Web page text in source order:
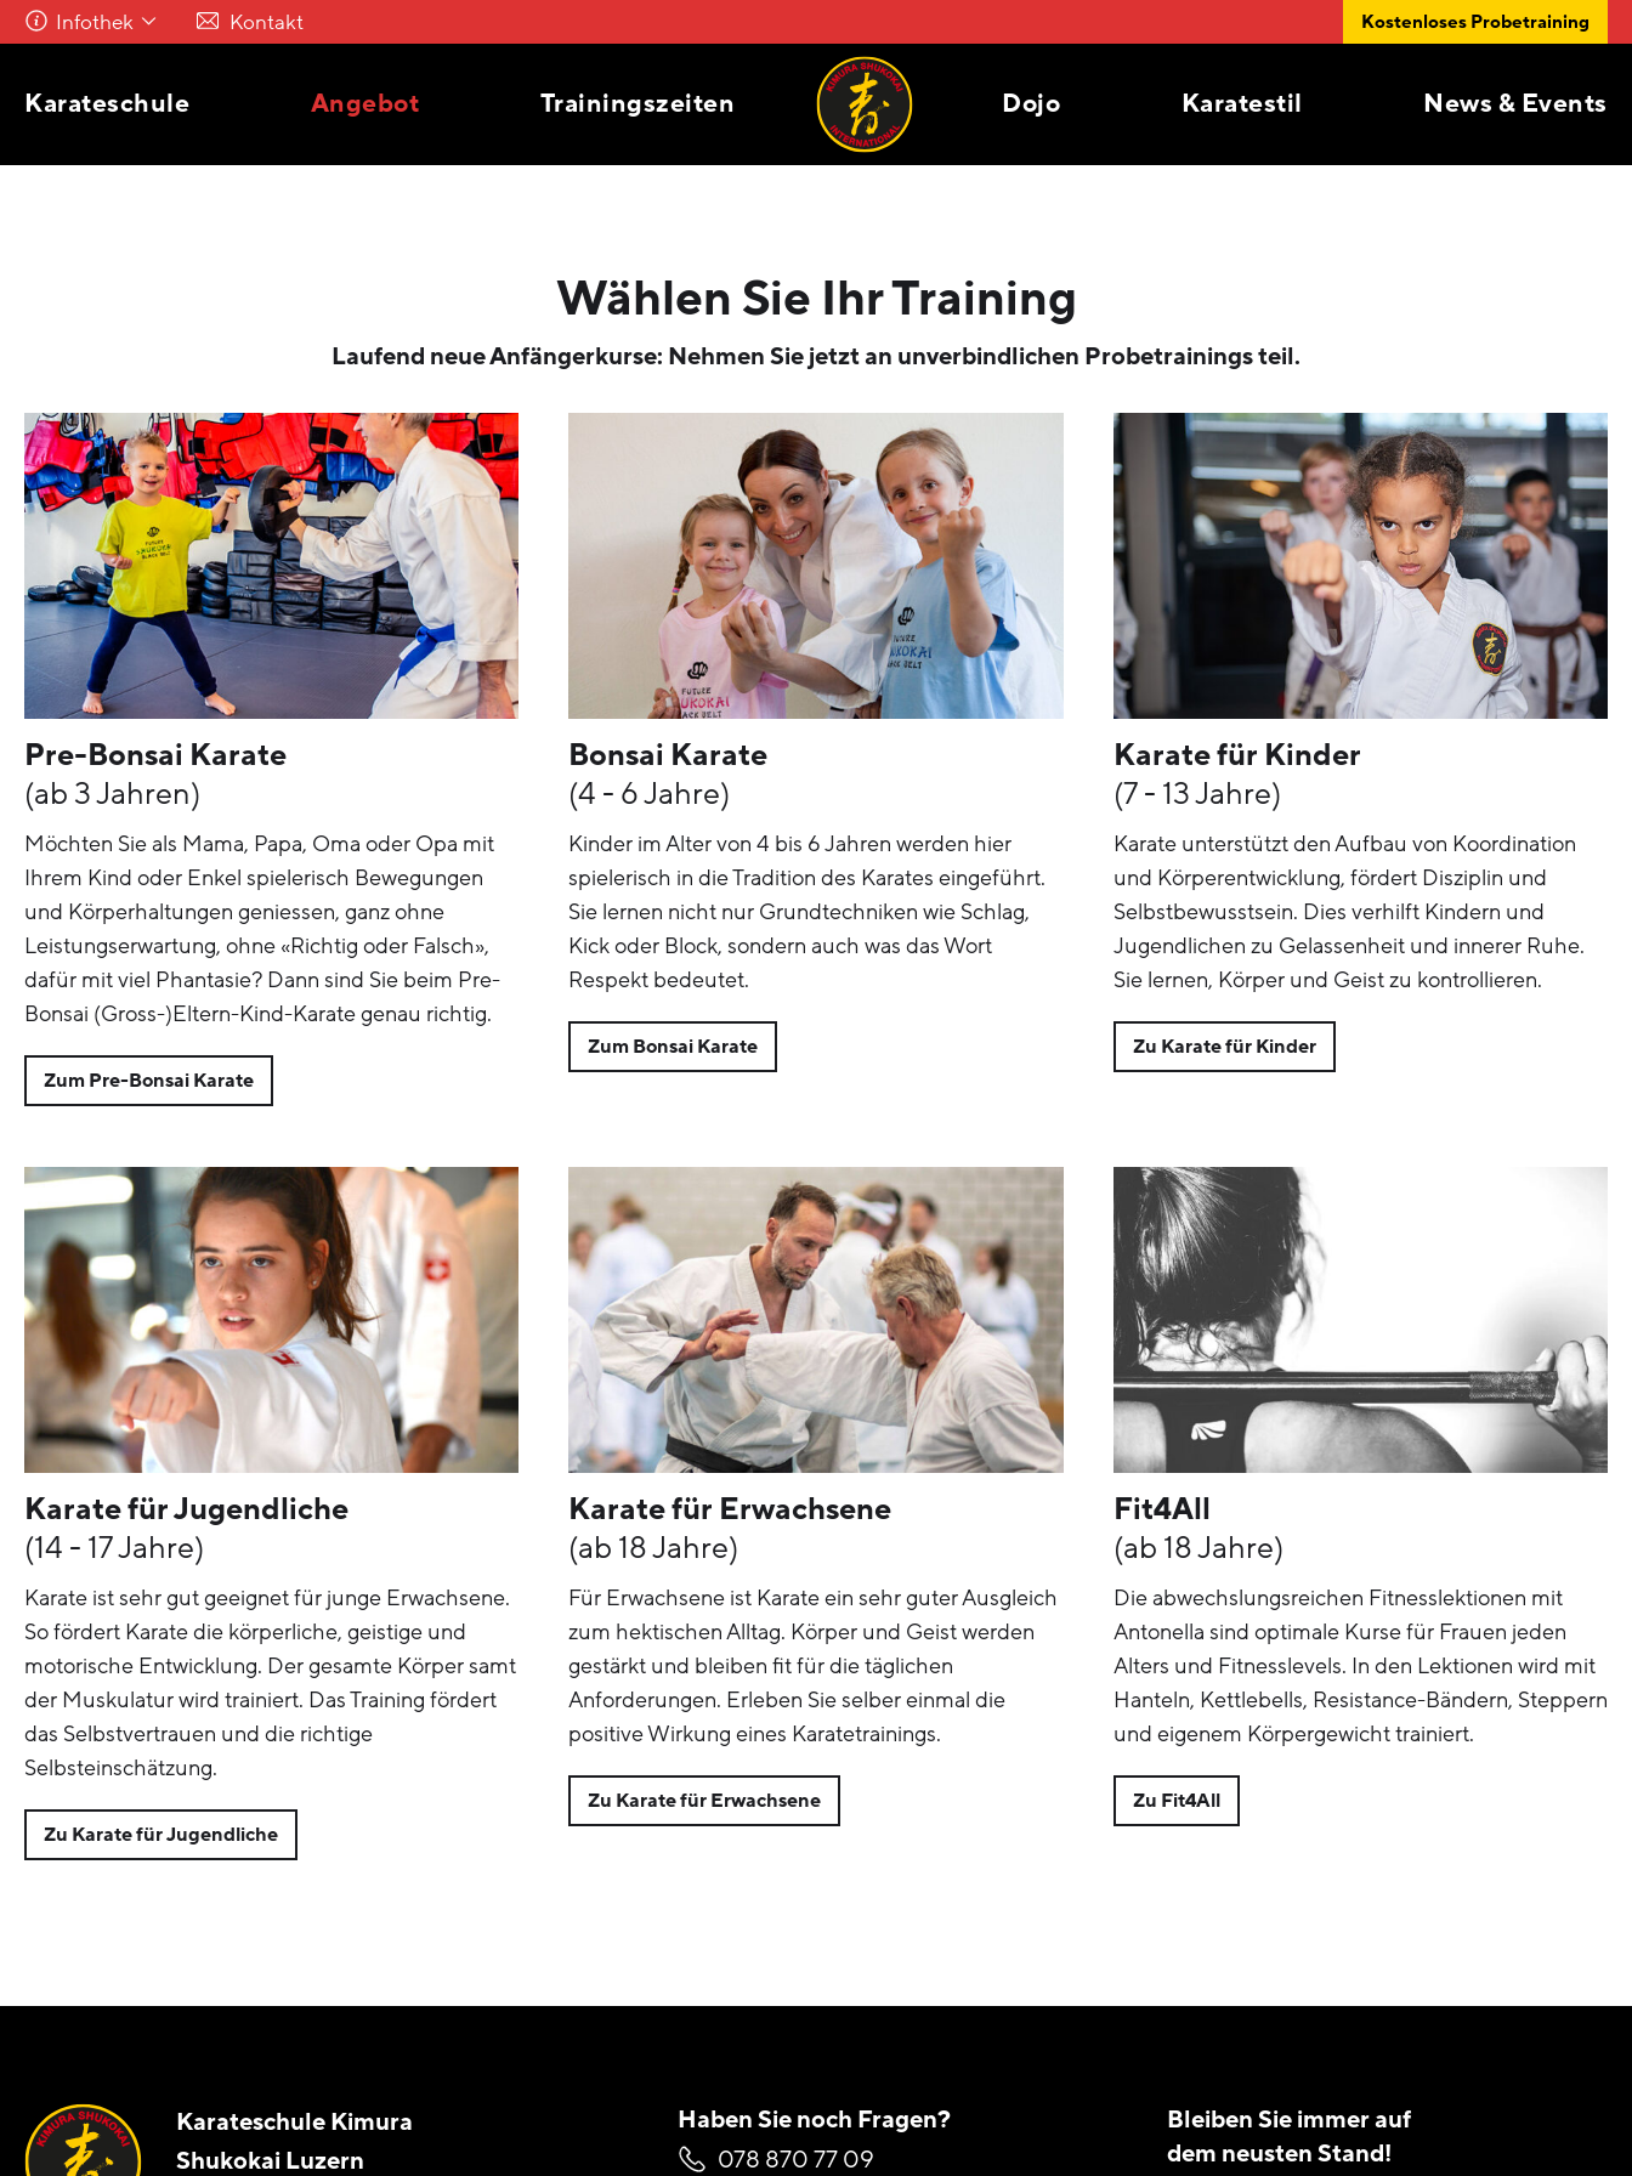
Karateschule Angebot Trainingszeiten Dojo Karatestil News & Events
Infothek Kontakt Kostenloses Probetraining
Wählen Sie Ihr Training
Laufend neue Anfängerkurse: Nehmen Sie jetzt an unverbindlichen Probetrainings teil.
Pre-Bonsai Karate
(ab 3 Jahren)
Möchten Sie als Mama, Papa, Oma oder Opa mit
Ihrem Kind oder Enkel spielerisch Bewegungen
und Körperhaltungen geniessen, ganz ohne
Leistungserwartung, ohne «Richtig oder Falsch»,
dafür mit viel Phantasie? Dann sind Sie beim Pre-
Bonsai (Gross-)Eltern-Kind-Karate genau richtig.
Zum Pre-Bonsai Karate
Bonsai Karate
(4 - 6 Jahre)
Kinder im Alter von 4 bis 6 Jahren werden hier
spielerisch in die Tradition des Karates eingeführt.
Sie lernen nicht nur Grundtechniken wie Schlag,
Kick oder Block, sondern auch was das Wort
Respekt bedeutet.
Zum Bonsai Karate
Karate für Kinder
(7 - 13 Jahre)
Karate unterstützt den Aufbau von Koordination
und Körperentwicklung, fördert Disziplin und
Selbstbewusstsein. Dies verhilft Kindern und
Jugendlichen zu Gelassenheit und innerer Ruhe.
Sie lernen, Körper und Geist zu kontrollieren.
Zu Karate für Kinder
Karate für Jugendliche
(14 - 17 Jahre)
Karate ist sehr gut geeignet für junge Erwachsene.
So fördert Karate die körperliche, geistige und
motorische Entwicklung. Der gesamte Körper samt
der Muskulatur wird trainiert. Das Training fördert
das Selbstvertrauen und die richtige
Selbsteinschätzung.
Zu Karate für Jugendliche
Karate für Erwachsene
(ab 18 Jahre)
Für Erwachsene ist Karate ein sehr guter Ausgleich
zum hektischen Alltag. Körper und Geist werden
gestärkt und bleiben fit für die täglichen
Anforderungen. Erleben Sie selber einmal die
positive Wirkung eines Karatetrainings.
Zu Karate für Erwachsene
Fit4All
(ab 18 Jahre)
Die abwechslungsreichen Fitnesslektionen mit
Antonella sind optimale Kurse für Frauen jeden
Alters und Fitnesslevels. In den Lektionen wird mit
Hanteln, Kettlebells, Resistance-Bändern, Steppern
und eigenem Körpergewicht trainiert.
Zu Fit4All
Karateschule Kimura
Shukokai Luzern
Haben Sie noch Fragen?
078 870 77 09
Bleiben Sie immer auf
dem neusten Stand!